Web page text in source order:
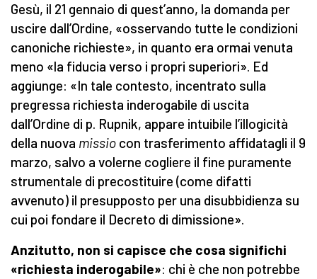
Gesù, il 21 gennaio di quest’anno, la domanda per
uscire dall’Ordine, «osservando tutte le condizioni
canoniche richieste», in quanto era ormai venuta
meno «la fiducia verso i propri superiori». Ed
aggiunge: «In tale contesto, incentrato sulla
pregressa richiesta inderogabile di uscita
dall’Ordine di p. Rupnik, appare intuibile l’illogicità
della nuova missio con trasferimento affidatagli il 9
marzo, salvo a volerne cogliere il fine puramente
strumentale di precostituire (come difatti
avvenuto) il presupposto per una disubbidienza su
cui poi fondare il Decreto di dimissione».
Anzitutto, non si capisce che cosa significhi
«richiesta inderogabile»: chi è che non potrebbe